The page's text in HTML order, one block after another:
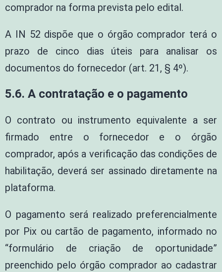
comprador na forma prevista pelo edital.
A IN 52 dispõe que o órgão comprador terá o
prazo de cinco dias úteis para analisar os
documentos do fornecedor (art. 21, § 4º).
5.6. A contratação e o pagamento
O contrato ou instrumento equivalente a ser
firmado entre o fornecedor e o órgão
comprador, após a verificação das condições de
habilitação, deverá ser assinado diretamente na
plataforma.
O pagamento será realizado preferencialmente
por Pix ou cartão de pagamento, informado no
“formulário de criação de oportunidade”
preenchido pelo órgão comprador ao cadastrar